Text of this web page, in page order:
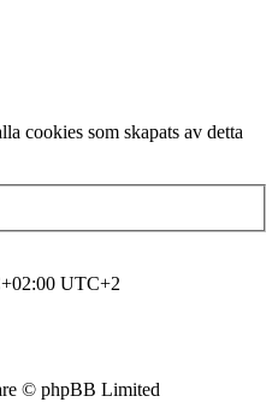
cookies som skapats av detta
UTC+2
© phpBB Limited